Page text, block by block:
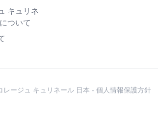
キュリネ
ついて
ージュ キュリネール 日本 - 個人情報保護方針